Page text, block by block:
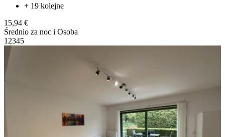
+ 19 kolejne
15,94 €
Średnio za noc i Osoba
1 2345